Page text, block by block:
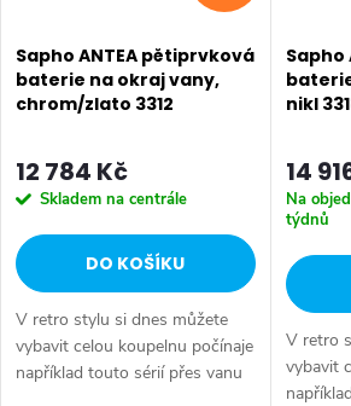
Sapho ANTEA pětiprvková
baterie na okraj vany,
chrom/zlato 3312
12 784 Kč
Skladem na centrále
DO KOŠÍKU
V retro stylu si dnes můžete
vybavit celou koupelnu počínaje
například touto sérií přes vanu
Sapho
nikl
14
Na
týdnů
V retro
vybavit